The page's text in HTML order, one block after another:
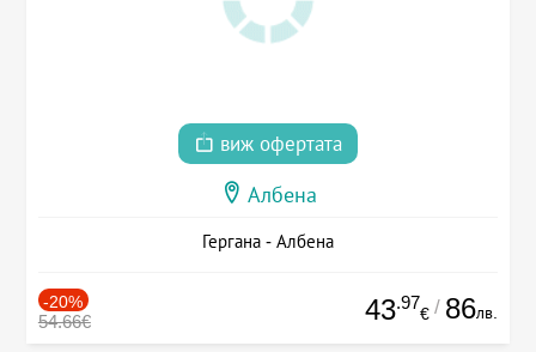
виж офертата
Албена
Гергана - Албена
-20%
54.66€ 43.97
€ / 86лв.